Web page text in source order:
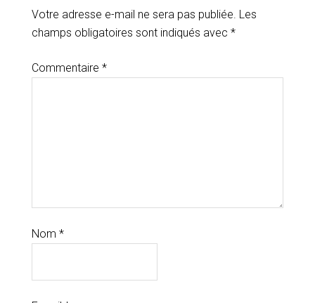
Votre adresse e-mail ne sera pas publiée. Les
champs obligatoires sont indiqués avec *
Commentaire *
Nom *